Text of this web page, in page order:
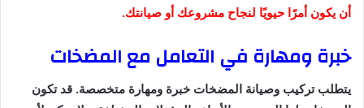
أن يكون أمرًا حيويًا لنجاح مشروعك أو صيانتك.
خبرة ومهارة في التعامل مع المضخات
يتطلب تركيب وصيانة المضخات خبرة ومهارة متخصصة. قد تكون